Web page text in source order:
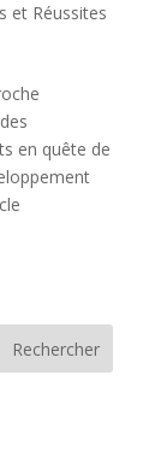
et Réussites
en quête de
Rechercher